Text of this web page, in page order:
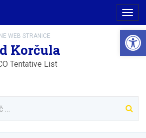
WEB STRANICE
Korčula
Tentative List